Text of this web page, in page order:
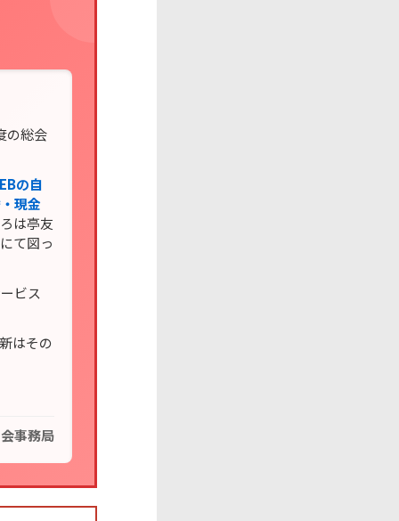
の総会
の自
現金
は亭友
て図っ
ビス
はその
事務局